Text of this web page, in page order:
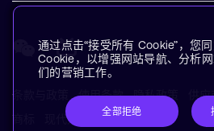
条款与政策 使用条款 隐私政策 供
现代奴役声明 术语表
通过点击“接受所有 Cookie”，您
Cookie，以增强网站导航、分析
们的营销工作。
全部拒绝